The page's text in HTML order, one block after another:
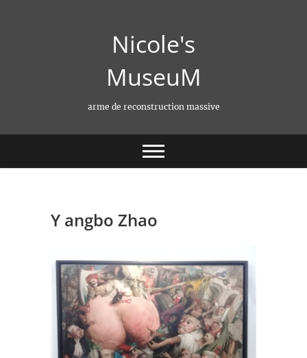
Nicole's
MuseuM
arme de reconstruction massive
Y angbo Zhao